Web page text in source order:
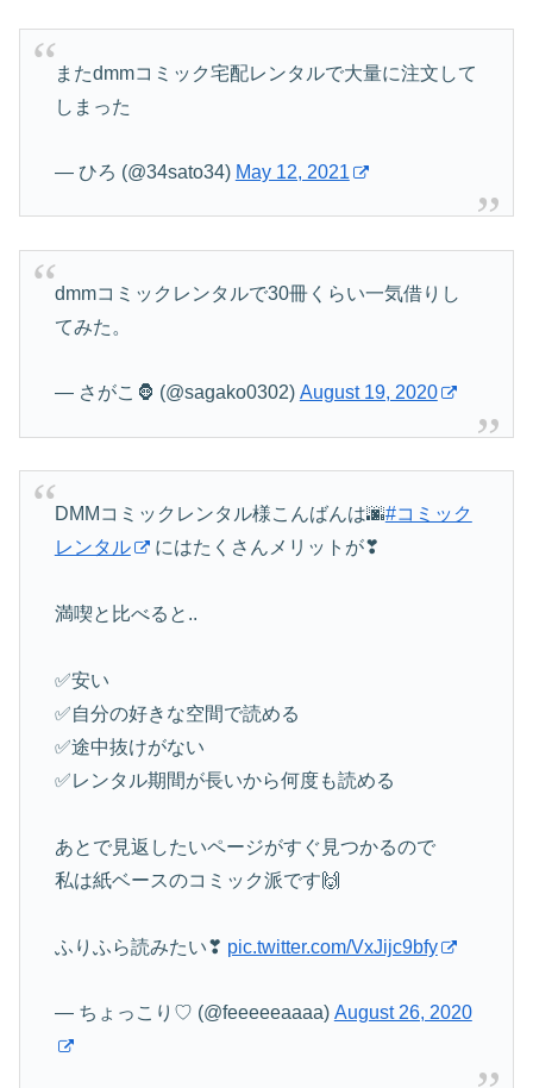
またdmmコミック宅配レンタルで大量に注文して
しまった
— ひろ (@34sato34) May 12, 2021
dmmコミックレンタルで30冊くらい一気借りし
てみた。
— さがこ🦍 (@sagako0302) August 19, 2020
DMMコミックレンタル様こんばんは🌆#コミック
レンタル
にはたくさんメリットが❣
満喫と比べると..
✅安い
✅自分の好きな空間で読める
✅途中抜けがない
✅レンタル期間が長いから何度も読める
あとで見返したいページがすぐ見つかるので
私は紙ベースのコミック派です🙌
ふりふら読みたい❣ pic.twitter.com/VxJijc9bfy
— ちょっこり♡ (@feeeeeaaaa) August 26, 2020